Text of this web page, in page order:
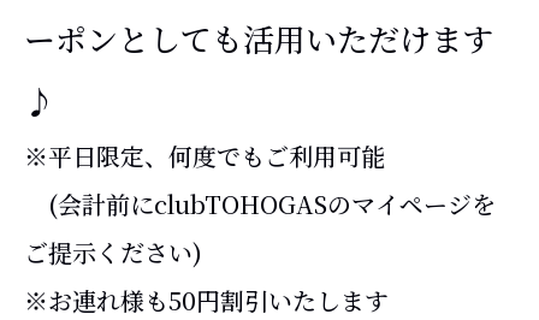
ーポンとしても活用いただけます
♪
※平日限定、何度でもご利用可能
(会計前にclubTOHOGASのマイページを
ご提示ください)
※お連れ様も50円割引いたします